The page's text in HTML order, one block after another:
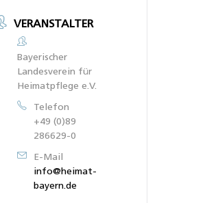
VERANSTALTER
Bayerischer
Landesverein für
Heimatpflege e.V.
Telefon
+49 (0)89
286629-0
E-Mail
info@heimat-
bayern.de